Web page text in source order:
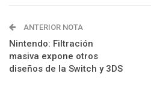
ANTERIOR NOTA
Nintendo: Filtración
masiva expone otros
diseños de la Switch y 3DS